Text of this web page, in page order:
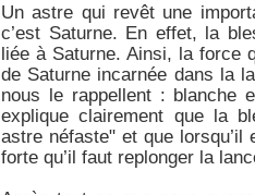
Un astre qui revêt une
c’est Saturne. En effet, la
liée à Saturne. Ainsi, la force
de Saturne incarnée dans la
nous le rappellent : blanche
explique clairement que la
astre néfaste" et que
forte qu’il faut replonger la